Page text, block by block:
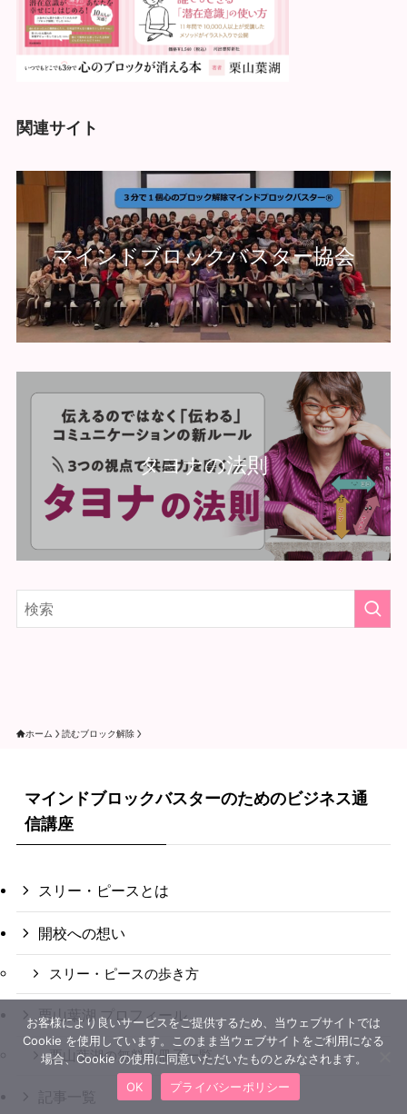
関連サイト
マインドブロックバスター協会
タヨナの法則
ホーム 読むブロック解除
マインドブロックバスターのためのビジネス通
信講座
スリー・ピースとは
開校への想い
スリー・ピースの歩き方
栗山葉湖 プロフィール
栗山葉湖の無料小冊子一覧
記事一覧
お客様により良いサービスをご提供するため、当ウェブサイトでは
Cookie を使用しています。このまま当ウェブサイトをご利用になる
場合、Cookie の使用に同意いただいたものとみなされます。
OK
プライバシーポリシー